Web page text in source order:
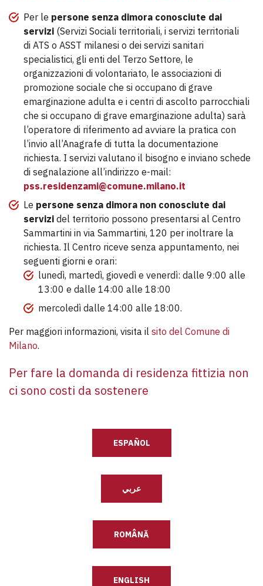
Per le persone senza dimora conosciute dai
servizi (Servizi Sociali territoriali, i servizi territoriali
di ATS o ASST milanesi o dei servizi sanitari
specialistici, gli enti del Terzo Settore, le
organizzazioni di volontariato, le associazioni di
promozione sociale che si occupano di grave
emarginazione adulta e i centri di ascolto parrocchiali
che si occupano di grave emarginazione adulta) sarà
l’operatore di riferimento ad avviare la pratica con
l’invio all’Anagrafe di tutta la documentazione
richiesta.​​​​​​ I servizi valutano il bisogno e inviano schede
di segnalazione all’indirizzo e-mail:
pss.residenzami@comune.milano.it
Le persone senza dimora non conosciute dai
servizi del territorio possono presentarsi al Centro
Sammartini in via Sammartini, 120 per inoltrare la
richiesta. Il Centro riceve senza appuntamento, nei
seguenti giorni e orari:
lunedì, martedì, giovedì e venerdì: dalle 9:00 alle
13:00 e dalle 14:00 alle 18:00
mercoledì dalle 14:00 alle 18:00.
Per maggiori informazioni, visita il sito del Comune di
Milano.
Per fare la domanda di residenza fittizia non
ci sono costi da sostenere
ESPAÑOL
عربي
ROMÂNĂ
ENGLISH